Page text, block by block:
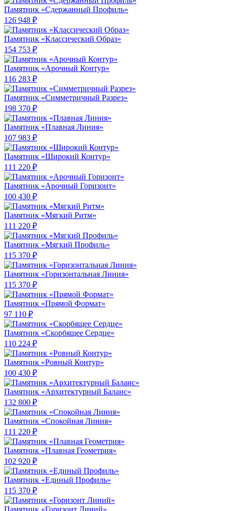
Памятник «Сдержанный Профиль»
126 948 ₽
Памятник «Классический Образ»
154 753 ₽
Памятник «Арочный Контур»
116 283 ₽
Памятник «Симметричный Разрез»
198 370 ₽
Памятник «Плавная Линия»
107 983 ₽
Памятник «Широкий Контур»
111 220 ₽
Памятник «Арочный Горизонт»
100 430 ₽
Памятник «Мягкий Ритм»
111 220 ₽
Памятник «Мягкий Профиль»
115 370 ₽
Памятник «Горизонтальная Линия»
115 370 ₽
Памятник «Прямой Формат»
97 110 ₽
Памятник «Скорбящее Сердце»
110 224 ₽
Памятник «Ровный Контур»
100 430 ₽
Памятник «Архитектурный Баланс»
132 800 ₽
Памятник «Спокойная Линия»
111 220 ₽
Памятник «Плавная Геометрия»
102 920 ₽
Памятник «Единый Профиль»
115 370 ₽